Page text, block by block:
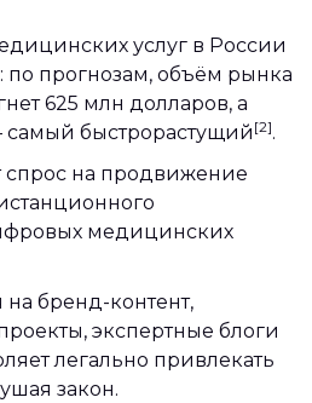
услуг в России
по прогнозам, объём рынка
625 млн долларов, а
быстрорастущий [2].
спрос на продвижение
медицинских
бренд-контент,
экспертные блоги
легально привлекать
закон.